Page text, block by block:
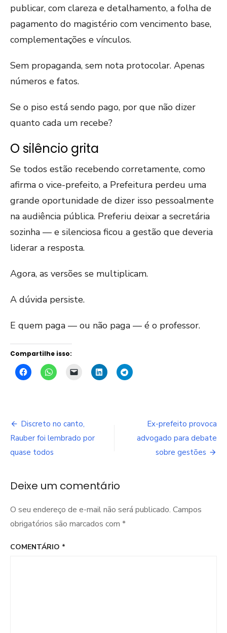
publicar, com clareza e detalhamento, a folha de
pagamento do magistério com vencimento base,
complementações e vínculos.
Sem propaganda, sem nota protocolar. Apenas
números e fatos.
Se o piso está sendo pago, por que não dizer
quanto cada um recebe?
O silêncio grita
Se todos estão recebendo corretamente, como
afirma o vice-prefeito, a Prefeitura perdeu uma
grande oportunidade de dizer isso pessoalmente
na audiência pública. Preferiu deixar a secretária
sozinha — e silenciosa ficou a gestão que deveria
liderar a resposta.
Agora, as versões se multiplicam.
A dúvida persiste.
E quem paga — ou não paga — é o professor.
Compartilhe isso:
Navegação
de
Post
Discreto no canto,
Rauber foi lembrado por
quase todos
Ex-prefeito provoca
advogado para debate
sobre gestões
Deixe um comentário
O seu endereço de e-mail não será publicado. Campos
obrigatórios são marcados com *
COMENTÁRIO *